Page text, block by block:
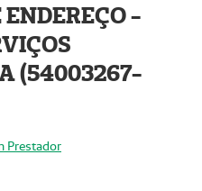
-
(54003267-
Prestador